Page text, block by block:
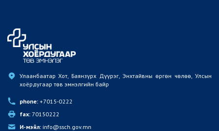
Улаанбаатар Хот, Баянзүрх Дүүрэг, Энхтайвны өргөн чөлөө, Улсын
хоёрдугаар төв эмнэлгийн байр
phone: +7015-0222
fax: 70150222
И-мэйл: info@ssch.gov.mn